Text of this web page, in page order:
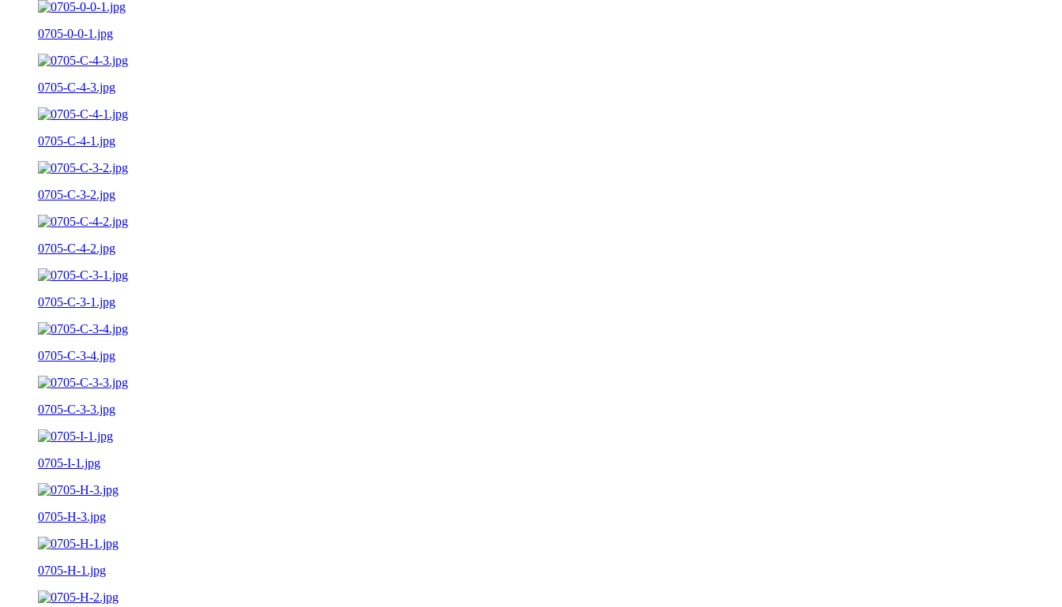
0705-0-0-1.jpg
0705-C-4-3.jpg
0705-C-4-1.jpg
0705-C-3-2.jpg
0705-C-4-2.jpg
0705-C-3-1.jpg
0705-C-3-4.jpg
0705-C-3-3.jpg
0705-I-1.jpg
0705-H-3.jpg
0705-H-1.jpg